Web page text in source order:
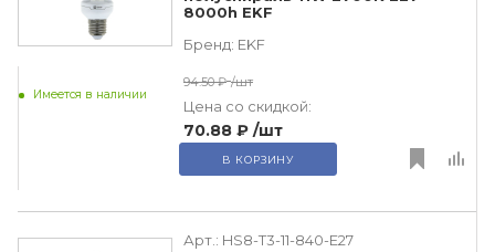
8000h EKF
Бренд: EKF
Имеется в наличии
94.50 ₽ /шт
Цена со скидкой:
70.88 ₽ /шт
В КОРЗИНУ
Арт.: HS8-T3-11-840-E27